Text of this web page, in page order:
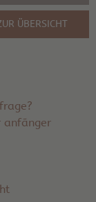
ÜBERSICHT
anfãnger